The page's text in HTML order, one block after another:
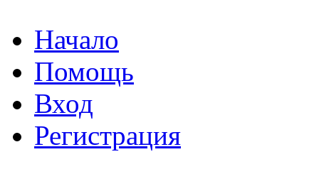
Начало
Помощь
Вход
Регистрация